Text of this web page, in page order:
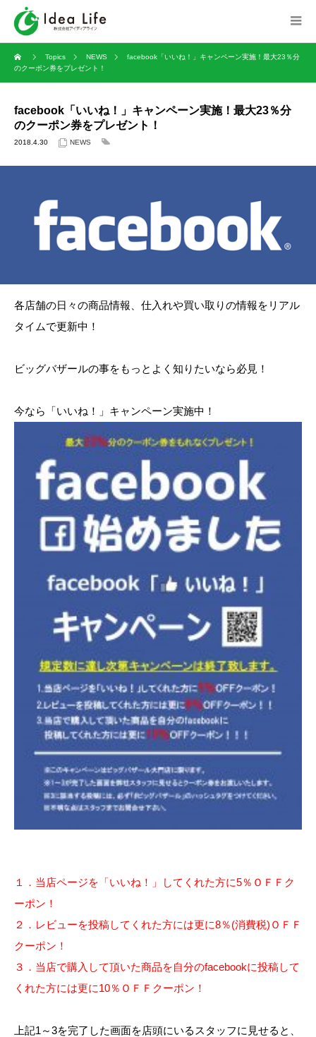
Topics NEWS
facebook「いいね！」キャンペーン実施！最大23％分
のクーポン券をプレゼント！
facebook「いいね！」キャンペーン実施！最大23％分
のクーポン券をプレゼント！
2018.4.30 NEWS
各店舗の日々の商品情報、仕入れや買い取りの情報をリアル
タイムで更新中！
ビッグバザールの事をもっとよく知りたいなら必見！
今なら「いいね！」キャンペーン実施中！
１．当店ページを「いいね！」してくれた方に5％ＯＦＦク
ーポン！
２．レビューを投稿してくれた方には更に8％(消費税)ＯＦＦ
クーポン！
３．当店で購入して頂いた商品を自分のfacebookに投稿して
くれた方には更に10％ＯＦＦクーポン！
上記1～3を完了した画面を店頭にいるスタッフに見せると、